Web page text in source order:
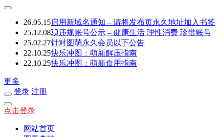
26.05.15启用新域名通知 – 请将发布页永久地址加入书签
25.12.08💥违规账号公示 – 健康生活 理性消费 珍惜账号
25.02.27针对图萌永久会员以下公告
22.10.25快乐冲图：萌新解压指南
22.10.25快乐冲图：萌新食用指南
更多
登录 注册
点击登录
网站首页